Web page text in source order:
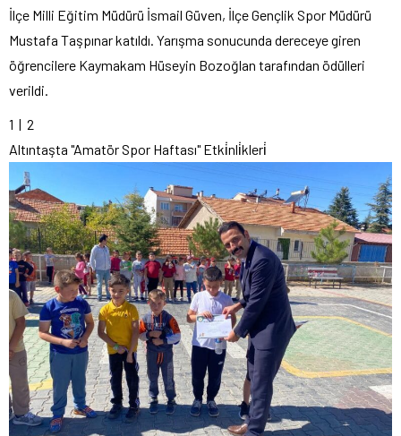
İlçe Milli Eğitim Müdürü İsmail Güven, İlçe Gençlik Spor Müdürü
Mustafa Taşpınar katıldı. Yarışma sonucunda dereceye giren
öğrencilere Kaymakam Hüseyin Bozoğlan tarafından ödülleri
verildi.
1 | 2
Altıntaşta "Amatör Spor Haftası" Etki̇nli̇kleri̇